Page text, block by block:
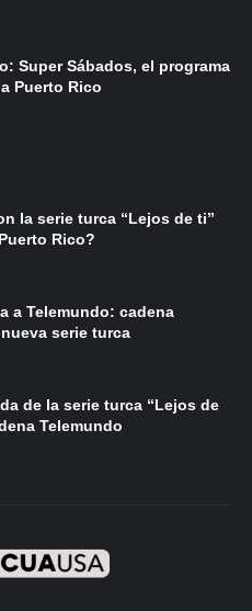
Super Sábados, el programa
Puerto Rico
la serie turca “Lejos de ti”
Rico?
a Telemundo: cadena
serie turca
de la serie turca “Lejos de
Telemundo